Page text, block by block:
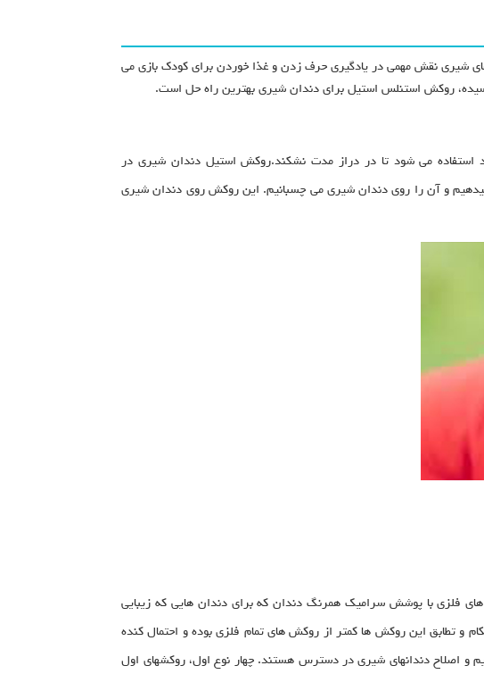
شیری نقش مهمی در یادگیری حرف زدن و غذا خوردن برای کودک بازی می
روکش استنلس استیل برای دندان شیری بهترین راه حل است.
استفاده می شود تا در دراز مدت نشکند.روکش استیل دندان شیری در
و آن را روی دندان شیری می چسبانیم. این روکش روی دندان شیری
فلزی با پوشش سرامیک همرنگ دندان که برای دندان هایی که زیبایی
و تطابق این روکش ها کمتر از روکش های تمام فلزی بوده و احتمال کنده
و اصلاح دندانهای شیری در دسترس هستند. چهار نوع اول، روکشهای اول